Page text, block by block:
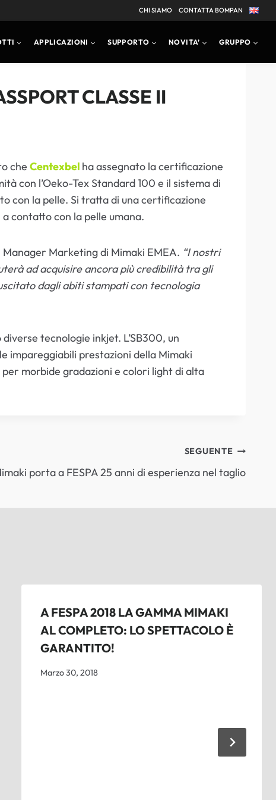
CHI SIAMO CONTATTA BOMPAN
APPLICAZIONI SUPPORTO NOVITA’ GRUPPO
CLASSE II
che Centexbel ha assegnato la certificazione
con l’Oeko-Tex Standard 100 e il sistema di
con la pelle. Si tratta di una certificazione
contatto con la pelle umana.
Manager Marketing di Mimaki EMEA. “I nostri
ad acquisire ancora più credibilità tra gli
dagli abiti stampati con tecnologia
tecnologie inkjet. L’SB300, un
impareggiabili prestazioni della Mimaki
morbide gradazioni e colori light di alta
SEGUENTE
porta a FESPA 25 anni di esperienza nel taglio
A FESPA 2018 LA GAMMA MIMAKI
AL COMPLETO: LO SPETTACOLO È
GARANTITO!
Marzo 30, 2018